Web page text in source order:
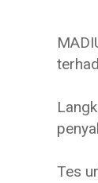
Tes